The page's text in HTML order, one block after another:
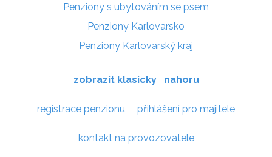
Penziony s ubytováním se psem
Penziony Karlovarsko
Penziony Karlovarský kraj
zobrazit klasicky nahoru
registrace penzionu přihlášení pro majitele
kontakt na provozovatele